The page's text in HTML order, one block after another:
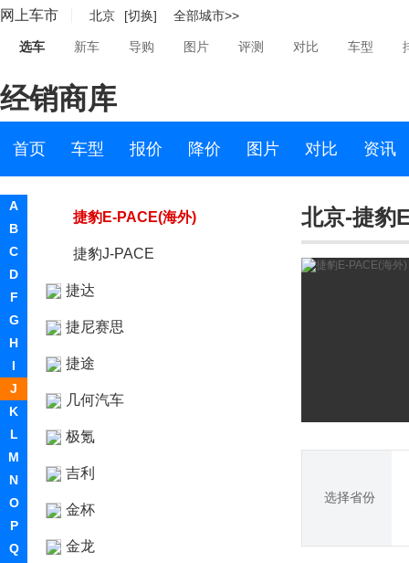
网上车市 北京 [切换] 全部城市>>
选车 新车 导购 图片 评测 对比 车型
经销商库
首页 车型 报价 降价 图片 对比 资讯
A
B
C
D
F
G
H
I
J
K
L
M
N
O
P
Q
捷豹F-PACE
捷豹XS
捷豹I-PACE
捷豹E-PACE(海外)
捷豹J-PACE
捷达
捷尼赛思
捷途
几何汽车
极氪
吉利
金杯
金龙
北京-捷豹
选择省份